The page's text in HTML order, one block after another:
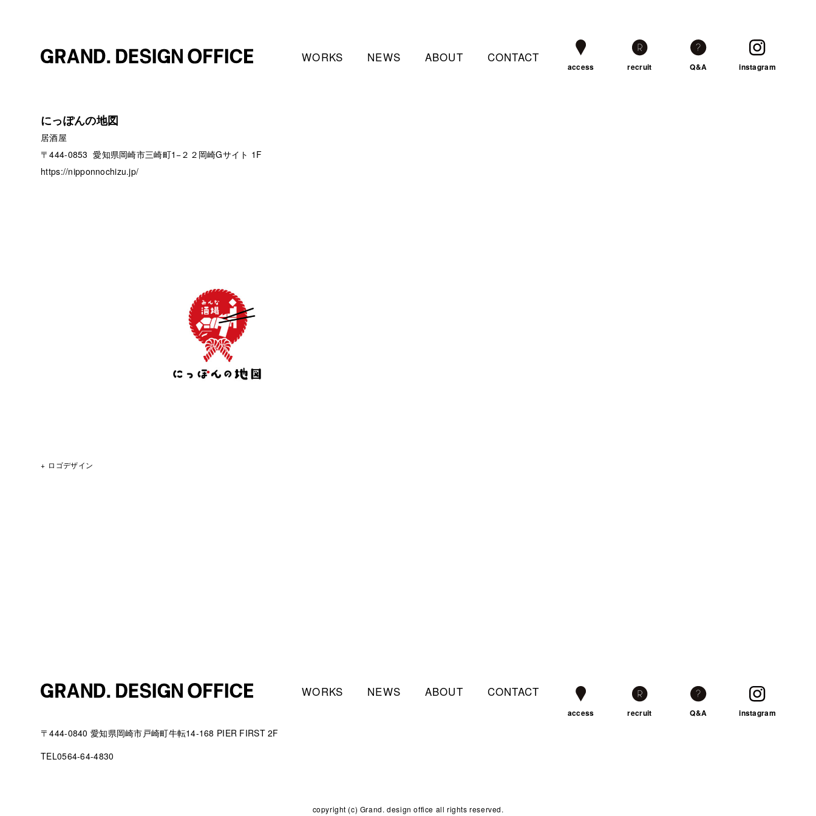
WORKS NEWS ABOUT CONTACT
access recruit Q&A instagram
にっぽんの地図
居酒屋
〒444-0853 愛知県岡崎市三崎町1−２２岡崎Gサイト 1F
https://nipponnochizu.jp/
ロゴデザイン
WORKS NEWS ABOUT CONTACT
〒444-0840 愛知県岡崎市戸崎町牛転14-168 PIER FIRST 2F
TEL0564-64-4830
access recruit Q&A instagram
copyright (c) Grand. design office all rights reserved.